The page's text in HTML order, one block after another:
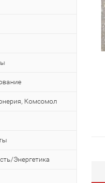
Комсомол
Энергетика